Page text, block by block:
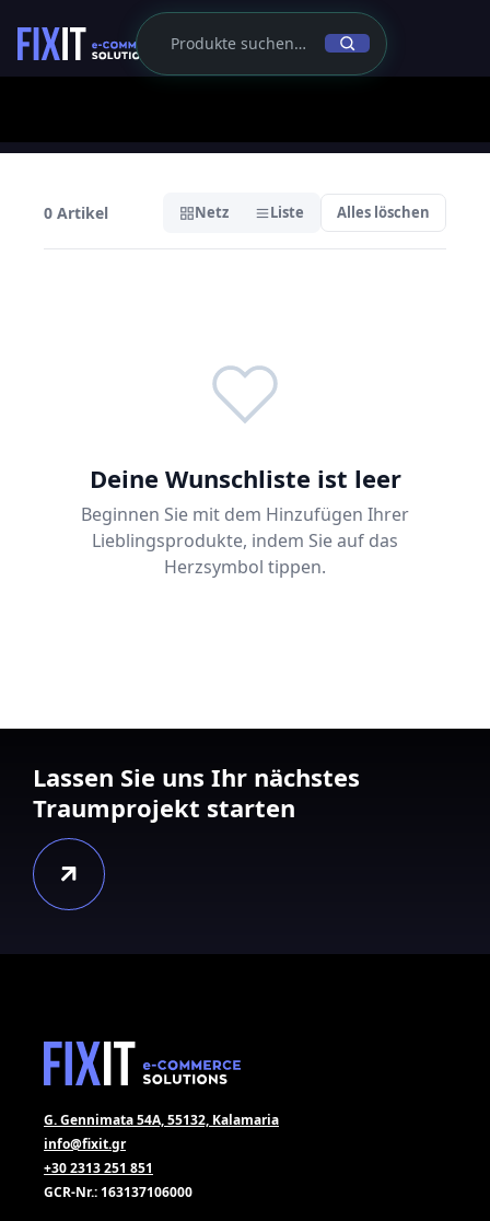
0 Artikel Netz Liste Alles löschen
Deine Wunschliste ist leer
Beginnen Sie mit dem Hinzufügen Ihrer
Lieblingsprodukte, indem Sie auf das
Herzsymbol tippen.
Lassen Sie uns Ihr nächstes
Traumprojekt starten
G. Gennimata 54A, 55132, Kalamaria
info@fixit.gr
+30 2313 251 851
GCR-Nr.: 163137106000